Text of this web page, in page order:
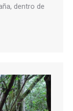
dentro de